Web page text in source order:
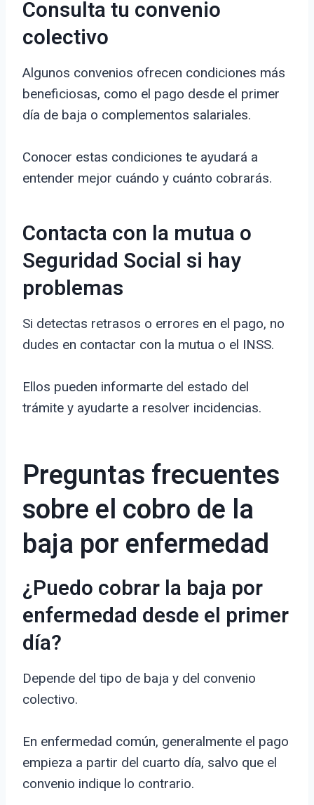
Consulta tu convenio
colectivo
Algunos convenios ofrecen condiciones más
beneficiosas, como el pago desde el primer
día de baja o complementos salariales.
Conocer estas condiciones te ayudará a
entender mejor cuándo y cuánto cobrarás.
Contacta con la mutua o
Seguridad Social si hay
problemas
Si detectas retrasos o errores en el pago, no
dudes en contactar con la mutua o el INSS.
Ellos pueden informarte del estado del
trámite y ayudarte a resolver incidencias.
Preguntas frecuentes
sobre el cobro de la
baja por enfermedad
¿Puedo cobrar la baja por
enfermedad desde el primer
día?
Depende del tipo de baja y del convenio
colectivo.
En enfermedad común, generalmente el pago
empieza a partir del cuarto día, salvo que el
convenio indique lo contrario.